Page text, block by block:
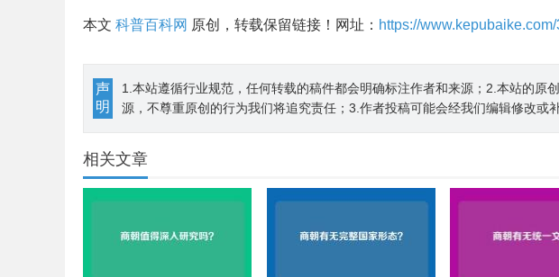
本文 科普百科网 原创，转载保留链接！网址： https://www.kepubaike.com/
声
明
1.本站遵循行业规范，任何转载的稿件都会明确标注作者和来源；2.本站的原
源，不尊重原创的行为我们将追究责任；3.作者投稿可能会经我们编辑修改或补
相关文章